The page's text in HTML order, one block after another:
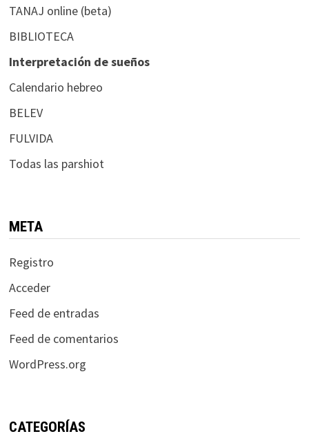
TANAJ online (beta)
BIBLIOTECA
Interpretación de sueños
Calendario hebreo
BELEV
FULVIDA
Todas las parshiot
META
Registro
Acceder
Feed de entradas
Feed de comentarios
WordPress.org
CATEGORÍAS